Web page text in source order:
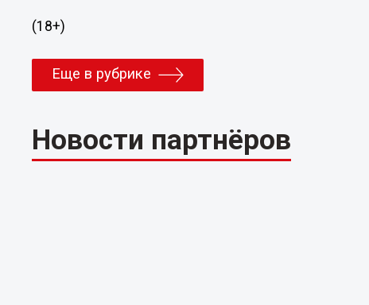
(18+)
Еще в рубрике
Новости партнёров